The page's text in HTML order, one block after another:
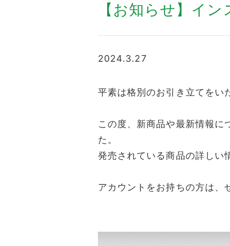
【お知らせ】イ
2024.3.27
平素は格別のお引き立てをい
この度、新商品や最新情報
た。
発売されている商品の詳しい
アカウントをお持ちの方は、